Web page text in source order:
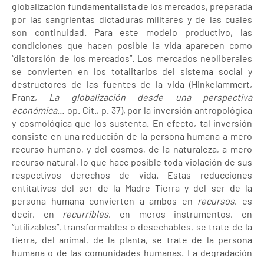
globalización fundamentalista de los mercados, preparada
por las sangrientas dictaduras militares y de las cuales
son continuidad. Para este modelo productivo, las
condiciones que hacen posible la vida aparecen como
“distorsión de los mercados”. Los mercados neoliberales
se convierten en los totalitarios del sistema social y
destructores de las fuentes de la vida (Hinkelammert,
Franz, La globalización desde una perspectiva
económica… op. Cit., p. 37), por la inversión antropológica
y cosmológica que los sustenta. En efecto, tal inversión
consiste en una reducción de la persona humana a mero
recurso humano, y del cosmos, de la naturaleza, a mero
recurso natural, lo que hace posible toda violación de sus
respectivos derechos de vida. Estas reducciones
entitativas del ser de la Madre Tierra y del ser de la
persona humana convierten a ambos en recursos, es
decir, en recurribles, en meros instrumentos, en
“utilizables”, transformables o desechables, se trate de la
tierra, del animal, de la planta, se trate de la persona
humana o de las comunidades humanas. La degradación